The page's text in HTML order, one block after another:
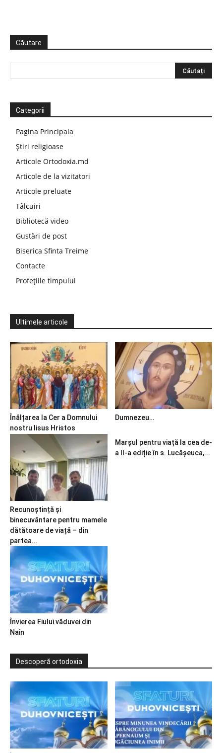
Căutare
Categorii
Pagina Principala
Știri religioase
Articole Ortodoxia.md
Articole de la vizitatori
Articole preluate
Tâlcuiri
Bibliotecă video
Gustări de post
Biserica Sfinta Treime
Contacte
Profețiile timpului
Ultimele articole
Înălțarea la Cer a Domnului
nostru Iisus Hristos
Dumnezeu…
Recunoștință și
binecuvântare pentru mamele
dătătoare de viață – din
partea...
Marșul pentru viață la cea de-
a II-a ediție în s. Lucășeuca,...
Învierea Fiului văduvei din
Nain
Descoperă ortodoxia